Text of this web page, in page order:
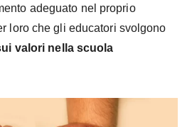
adeguato nel proprio
loro che gli educatori svolgono
valori nella scuola